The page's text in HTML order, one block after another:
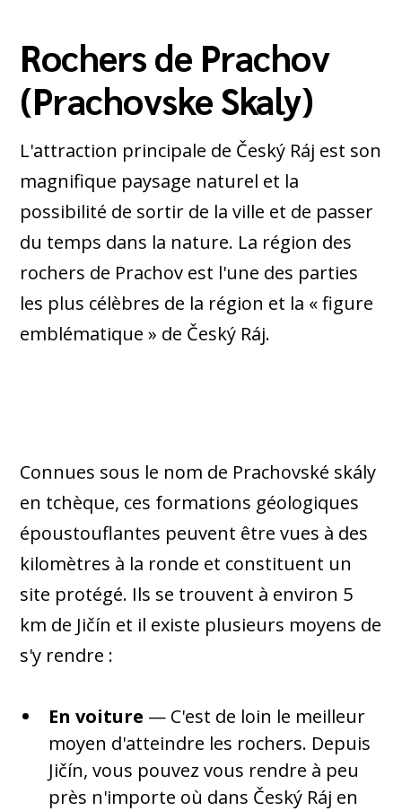
Rochers de Prachov
(Prachovske Skaly)
L'attraction principale de Český Ráj est son
magnifique paysage naturel et la
possibilité de sortir de la ville et de passer
du temps dans la nature. La région des
rochers de Prachov est l'une des parties
les plus célèbres de la région et la « figure
emblématique » de Český Ráj.
Connues sous le nom de Prachovské skály
en tchèque, ces formations géologiques
époustouflantes peuvent être vues à des
kilomètres à la ronde et constituent un
site protégé. Ils se trouvent à environ 5
km de Jičín et il existe plusieurs moyens de
s'y rendre :
En voiture — C'est de loin le meilleur
moyen d'atteindre les rochers. Depuis
Jičín, vous pouvez vous rendre à peu
près n'importe où dans Český Ráj en